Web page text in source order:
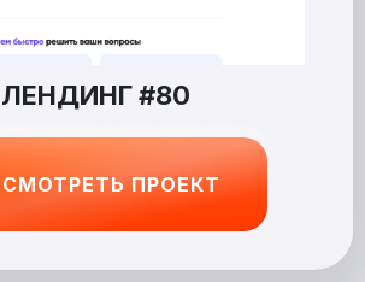
ЛЕНДИНГ #80
ПРОЕКТ